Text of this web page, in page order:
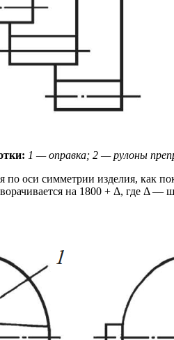
1 — оправка; 2 — рулоны
по оси симметрии изделия, как
на 1800 + Δ, где Δ —